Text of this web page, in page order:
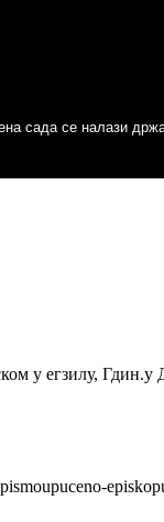
сада се налази
ријеч бабунску-
у егзилу, Гдин.у